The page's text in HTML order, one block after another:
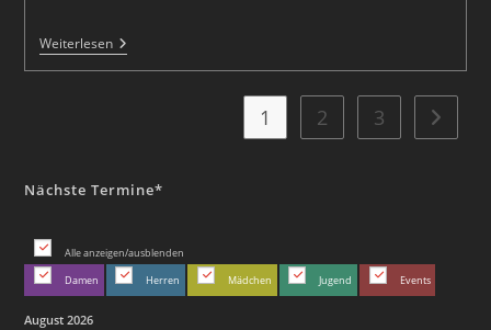
WeiterlesenVereinsmeisterschaften
2025
1 2 3 Zur
Nächste Termine*
Alle anzeigen/ausblenden
Damen
Herren Mädchen Jugend Events
August 2026